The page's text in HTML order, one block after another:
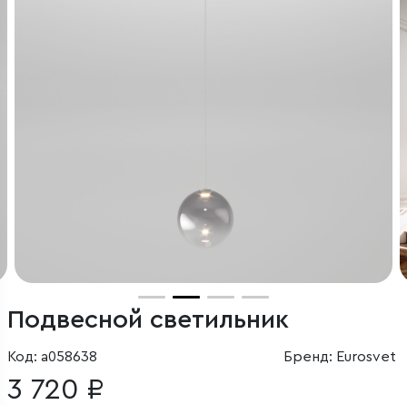
Подвесной светильник
Код: a058638 Бренд: Eurosvet
3 720 ₽